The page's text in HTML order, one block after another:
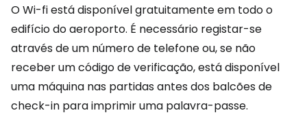
O Wi-fi está disponível gratuitamente em todo o
edifício do aeroporto. É necessário registar-se
através de um número de telefone ou, se não
receber um código de verificação, está disponível
uma máquina nas partidas antes dos balcões de
check-in para imprimir uma palavra-passe.